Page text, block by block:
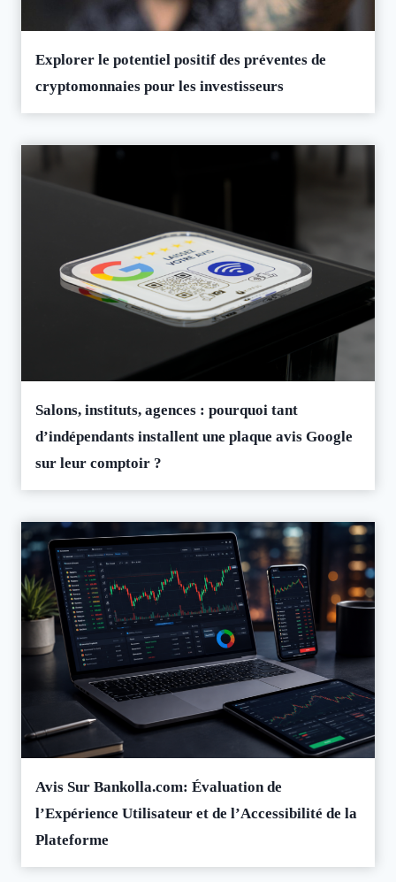
Explorer le potentiel positif des préventes de
cryptomonnaies pour les investisseurs
Salons, instituts, agences : pourquoi tant
d’indépendants installent une plaque avis Google
sur leur comptoir ?
Avis Sur Bankolla.com: Évaluation de
l’Expérience Utilisateur et de l’Accessibilité de la
Plateforme